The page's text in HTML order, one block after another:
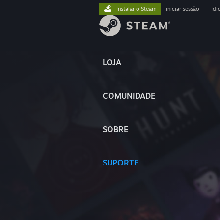
LOJA
COMUNIDADE
SOBRE
SUPORTE
Instalar o Steam iniciar sessão